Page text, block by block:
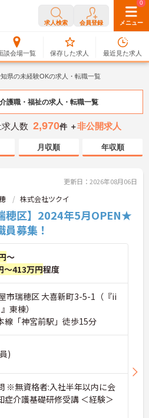
求人検索 会員登録 メニュー
談会場一覧
0
保存した求人
0
最近見た求人
県の未経験OKの求人・転職一覧
護職・福祉の求人・転職一覧
人数 2,970件 ＋非公開求人
月収順 年収順
更新日：2026年08月06日
株式会社ツクイ
穂区】2024年5月OPEN★
募集！
～
～413万円程度
市瑞穂区 大喜新町3-5-1（『ii
東棟）
線「神宮前駅」徒歩15分
)
※無資格者:入社半年以内に会
症介護基礎研修受講 ＜経験＞